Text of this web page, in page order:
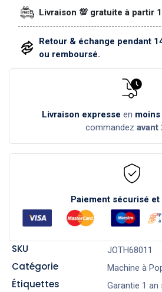
Livraison 💯 gratuite à partir
Retour & échange pendant
ou remboursé.
Livraison expresse en
commandez avant
Paiement sécurisé et
SKU JOTH68011
Catégorie Machine à
Étiquettes Garantie 1 an